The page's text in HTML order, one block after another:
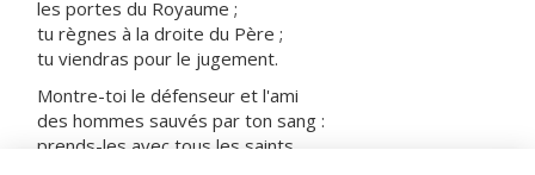
les portes du Royaume ;
tu règnes à la droite du Père ;
tu viendras pour le jugement.
Montre-toi le défenseur et l'ami
des hommes sauvés par ton sang :
prends-les avec tous les saints